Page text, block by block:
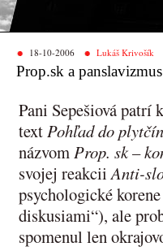
18-10-2006 Lukáš Krivošík
Prop.sk a
Pani Sepešiová patrí
textPohľad do
názvomProp. sk –
svojej reakciiAnti-
psychologické
diskusiami“), ale
spomenul len